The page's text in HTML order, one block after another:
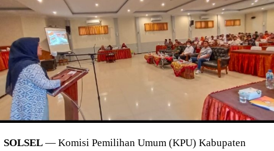
SOLSEL — Komisi Pemilihan Umum (KPU) Kabupaten